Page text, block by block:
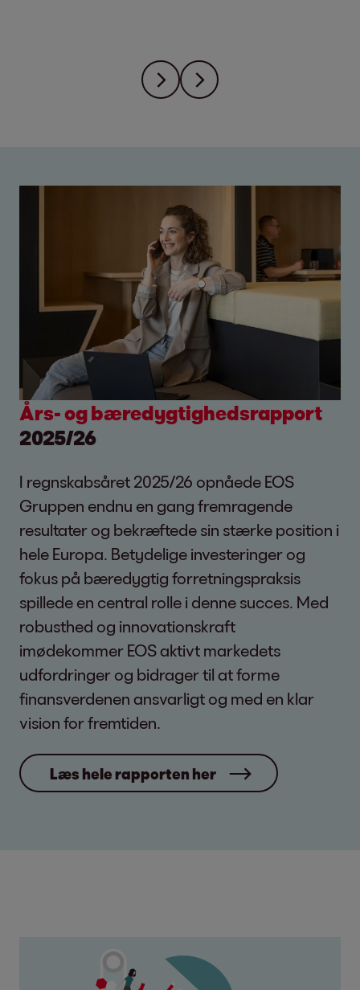
Års- og bæredygtighedsrapport
2025/26
I regnskabsåret 2025/26 opnåede EOS
Gruppen endnu en gang fremragende
resultater og bekræftede sin stærke position i
hele Europa. Betydelige investeringer og
fokus på bæredygtig forretningspraksis
spillede en central rolle i denne succes. Med
robusthed og innovationskraft
imødekommer EOS aktivt markedets
udfordringer og bidrager til at forme
finansverdenen ansvarligt og med en klar
vision for fremtiden.
Læs hele rapporten her